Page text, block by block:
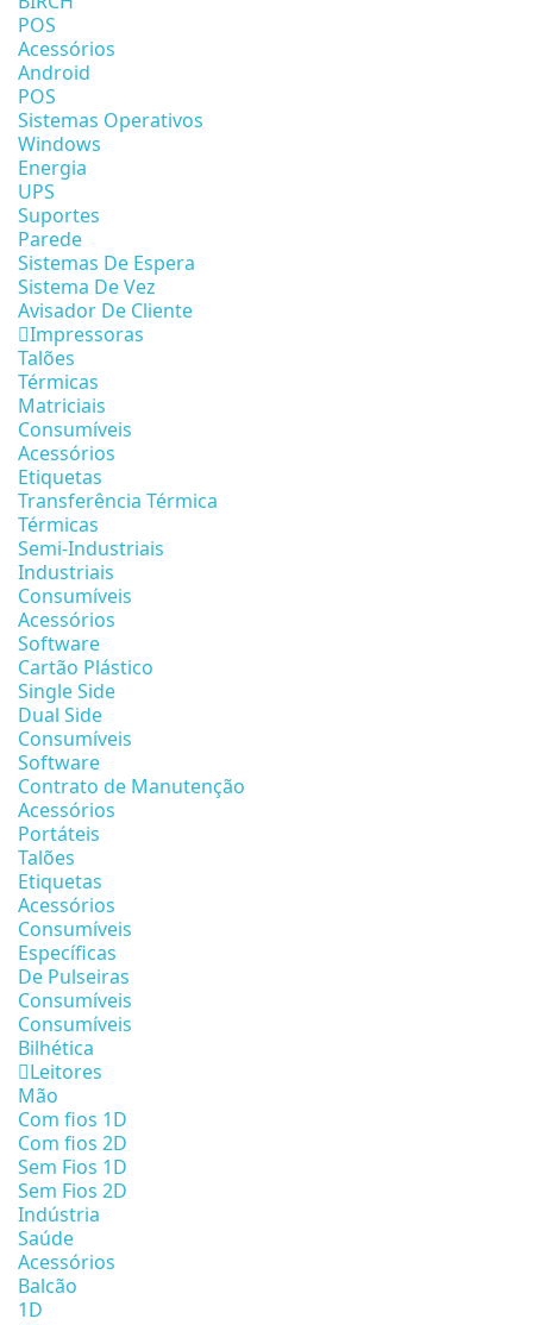
POS
Acessórios
Android
POS
Sistemas Operativos
Windows
Energia
UPS
Suportes
Parede
Sistemas De Espera
Sistema De Vez
Avisador De Cliente
Impressoras
Talões
Térmicas
Matriciais
Consumíveis
Acessórios
Etiquetas
Transferência Térmica
Térmicas
Semi-Industriais
Industriais
Consumíveis
Acessórios
Software
Cartão Plástico
Single Side
Dual Side
Consumíveis
Software
Contrato de Manutenção
Acessórios
Portáteis
Talões
Etiquetas
Acessórios
Consumíveis
Específicas
De Pulseiras
Consumíveis
Consumíveis
Bilhética
Leitores
Mão
Com fios 1D
Com fios 2D
Sem Fios 1D
Sem Fios 2D
Indústria
Saúde
Acessórios
Balcão
1D